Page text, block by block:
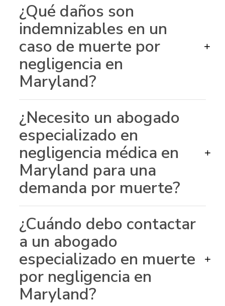
¿Qué daños son
indemnizables en un
caso de muerte por
negligencia en
Maryland?
+
¿Necesito un abogado
especializado en
negligencia médica en
Maryland para una
demanda por muerte?
+
¿Cuándo debo contactar
a un abogado
especializado en muerte
por negligencia en
Maryland?
+